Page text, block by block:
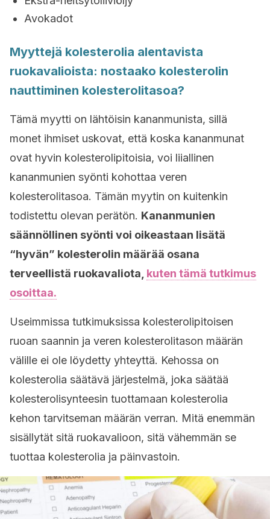
Avokadot
Myyttejä kolesterolia alentavista
ruokavalioista: nostaako kolesterolin
nauttiminen kolesterolitasoa?
Tämä myytti on lähtöisin kananmunista, sillä
monet ihmiset uskovat, että koska kananmunat
ovat hyvin kolesterolipitoisia, voi liiallinen
kananmunien syönti kohottaa veren
kolesterolitasoa. Tämän myytin on kuitenkin
todistettu olevan perätön. Kananmunien
säännöllinen syönti voi oikeastaan lisätä
“hyvän” kolesterolin määrää osana
terveellistä ruokavaliota, kuten tämä tutkimus
osoittaa.
Useimmissa tutkimuksissa kolesterolipitoisen
ruoan saannin ja veren kolesterolitason määrän
välille ei ole löydetty yhteyttä. Kehossa on
kolesterolia säätävä järjestelmä, joka säätää
kolesterolisynteesin tuottamaan kolesterolia
kehon tarvitseman määrän verran. Mitä enemmän
sisällytät sitä ruokavalioon, sitä vähemmän se
tuottaa kolesterolia ja päinvastoin.